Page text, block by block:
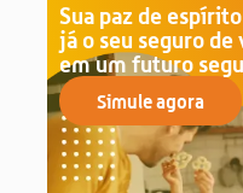
Sua paz de
já o seu seguro
em um futuro
Simule agora